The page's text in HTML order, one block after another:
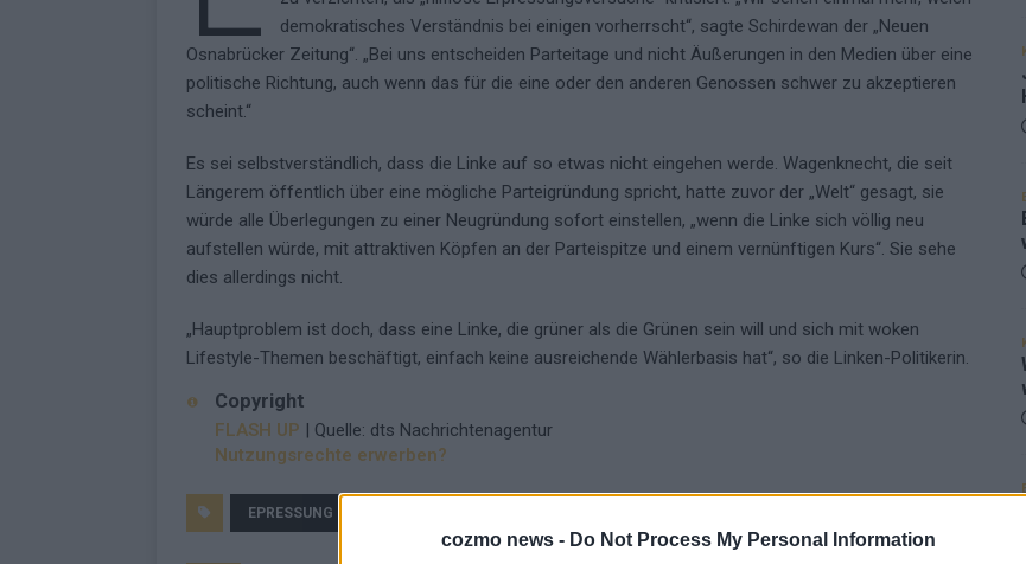
cozmo news - Do Not Process My Personal Information
demokratisches Verständnis bei einigen vorherrscht“, sagte Schirdewan der „Neuen
Osnabrücker Zeitung“. „Bei uns entscheiden Parteitage und nicht Äußerungen in den Medien über eine
politische Richtung, auch wenn das für die eine oder den anderen Genossen schwer zu akzeptieren
scheint.“
Es sei selbstverständlich, dass die Linke auf so etwas nicht eingehen werde. Wagenknecht, die seit
Längerem öffentlich über eine mögliche Parteigründung spricht, hatte zuvor der „Welt“ gesagt, sie
würde alle Überlegungen zu einer Neugründung sofort einstellen, „wenn die Linke sich völlig neu
aufstellen würde, mit attraktiven Köpfen an der Parteispitze und einem vernünftigen Kurs“. Sie sehe
dies allerdings nicht.
„Hauptproblem ist doch, dass eine Linke, die grüner als die Grünen sein will und sich mit woken
Lifestyle-Themen beschäftigt, einfach keine ausreichende Wählerbasis hat“, so die Linken-Politikerin.
Copyright
FLASH UP | Quelle: dts Nachrichtenagentur
Nutzungsrechte erwerben?
EPRESSUNG